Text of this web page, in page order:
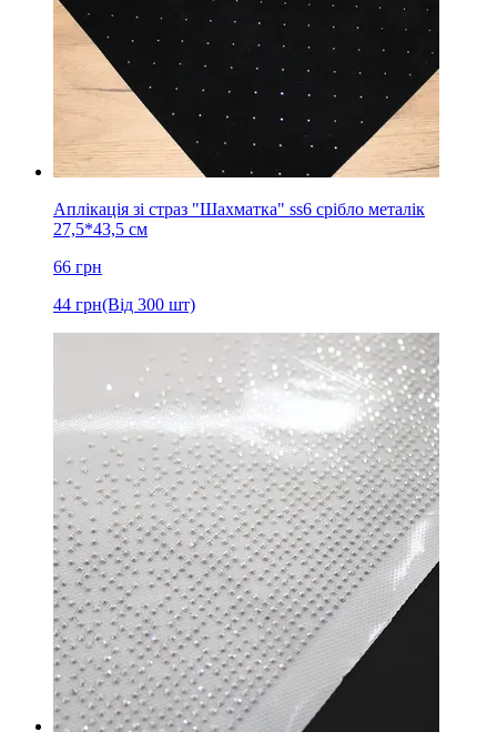
Аплікація зі страз "Шахматка" ss6 срібло металік
27,5*43,5 см
66 грн
44 грн(Від 300 шт)